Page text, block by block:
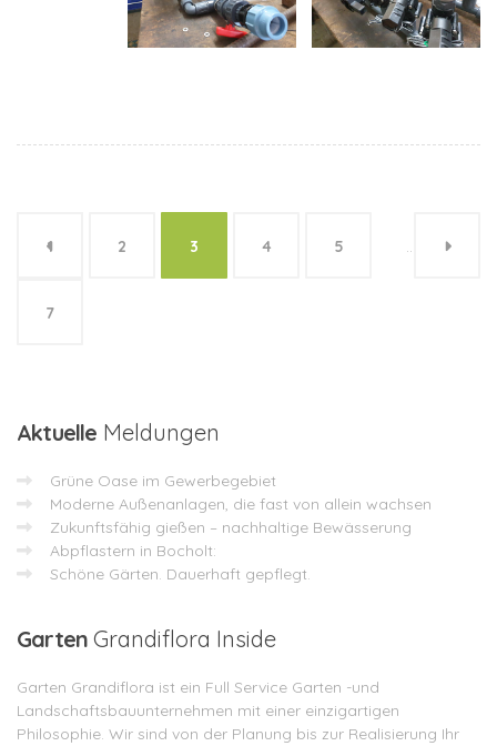
1 2 3 4 5 …
7
Aktuelle Meldungen
Grüne Oase im Gewerbegebiet
Moderne Außenanlagen, die fast von allein wachsen
Zukunftsfähig gießen – nachhaltige Bewässerung
Abpflastern in Bocholt:
Schöne Gärten. Dauerhaft gepflegt.
Garten Grandiflora Inside
Garten Grandiflora ist ein Full Service Garten -und
Landschaftsbauunternehmen mit einer einzigartigen
Philosophie. Wir sind von der Planung bis zur Realisierung Ihr